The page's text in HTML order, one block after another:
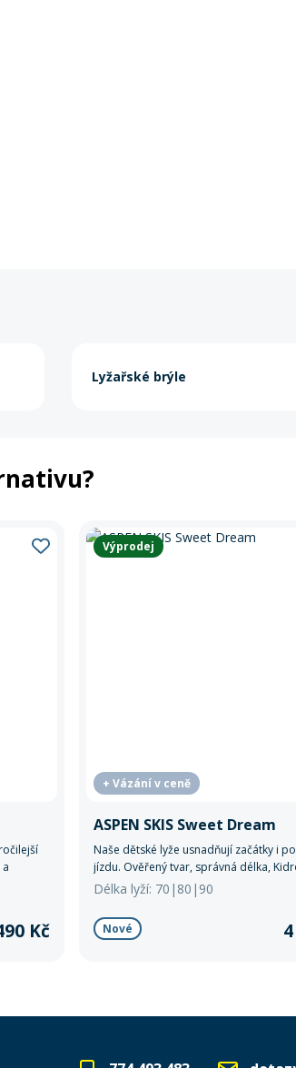
Lyžařské brýle
i
Kč
Výprodej
+ Vázání v ceně
ASPEN SKIS Sweet Dream
Naše dětské lyže usnadňují začátky i
jízdu. Ověřený tvar, správná délka,
zaoblená pata zajišťují stabilitu, snadné
bezpečné brzdění.
Délka lyží: 70|80|90
Nové